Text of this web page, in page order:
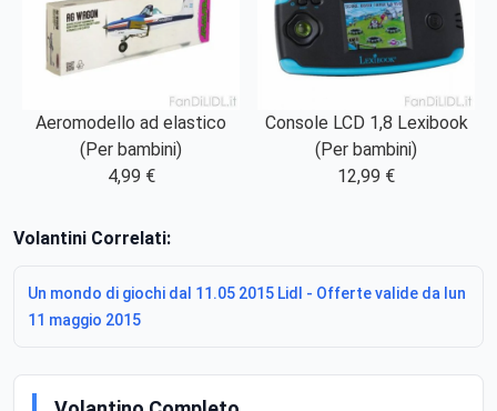
Aeromodello ad elastico
(Per bambini)
4,99 €
Console LCD 1,8 Lexibook
(Per bambini)
12,99 €
Volantini Correlati:
Un mondo di giochi dal 11.05 2015 Lidl - Offerte valide da lun
11 maggio 2015